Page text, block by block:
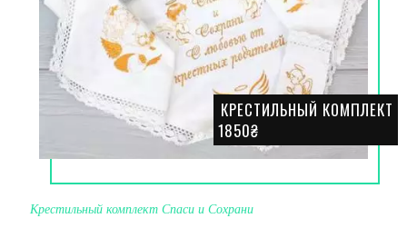
КРЕСТИЛЬНЫЙ КОМПЛЕКТ
1850₴
Крестильный комплект Спаси и Сохрани